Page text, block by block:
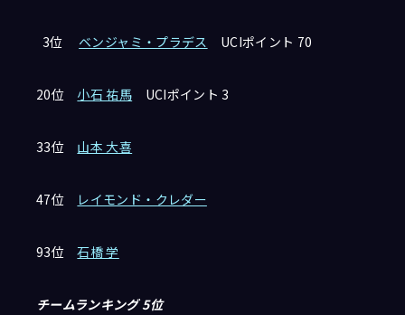
3位 ベンジャミ・プラデス UCIポイント 70
20位 小石 祐馬 UCIポイント 3
33位 山本 大喜
47位 レイモンド・クレダー
93位石橋 学
チームランキング 5位